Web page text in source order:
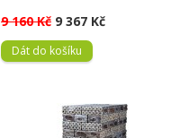
9 160 Kč 9 367 Kč
Dát do košíku